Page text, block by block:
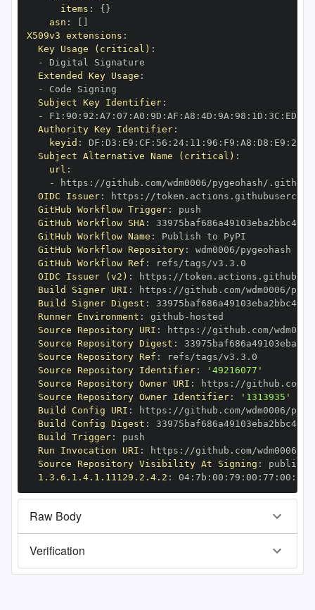
items : { }
asn :
X509v3 extensions :
Key Usage (critical) :
-
Extended Key Usage :
-
Subject Key Identifier:
-
F1 : 90 : 92 : A7 : 07 : A0 : 9D : AF : A8 : 4D : 9A : 98 : 1D : 3C : ED
Authority Key Identifier:
keyid : DF : D3 : E9 : CF : 56 : 24: 11 : 96 : F9 : A8 : D8 : E9 : 28
Subject Alternative Name (critical) :
url :
-
https : //github.com/wdm0006/pygeohash/
OIDC Issuer: https :
GitHub Workflow Trigger:
GitHub Workflow SHA:
GitHub Workflow Name :
GitHub Workflow Repository:
GitHub Workflow Ref :
OIDC Issuer (v2) : https :
Build Signer URI : https : //github.com/wdm0006/
Build Signer Digest :
Runner Environment : github -
Source Repository URI : https :
Source Repository Digest :
Source Repository Ref :
Source Repository Identifier:
'49216077'
Source Repository Owner URI : https :
Source Repository Owner Identifier:
'1313935'
Build Config URI : https : //github.com/wdm0006/
Build Config Digest :
Build Trigger:
Run Invocation URI : https :
Source Repository Visibility At Signing :
1.3.6.1.4.1.11129.2.4.2 : 04: 7b : 00 : 79 : 00 : 77 : 00 : dd
Raw Body
Verification